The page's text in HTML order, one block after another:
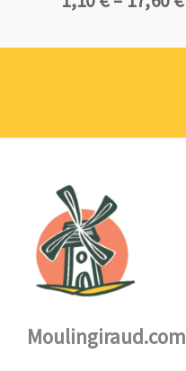
prix :
Moulingiraud.com